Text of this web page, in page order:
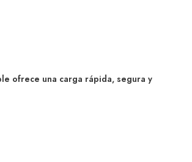
ofrece una carga rápida, segura y